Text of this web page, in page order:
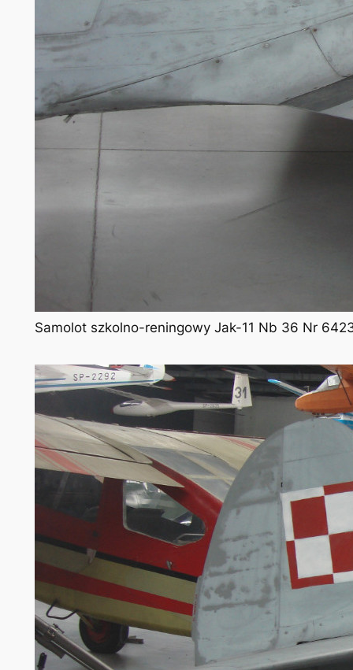
Samolot szkolno-reningowy Jak-11 Nb 36 Nr